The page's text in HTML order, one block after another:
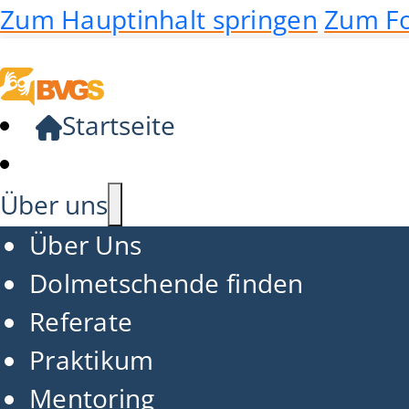
Zum Hauptinhalt springen Zum
Startseite
Über uns
Über Uns
Dolmetschende finden
Referate
Praktikum
Mentoring